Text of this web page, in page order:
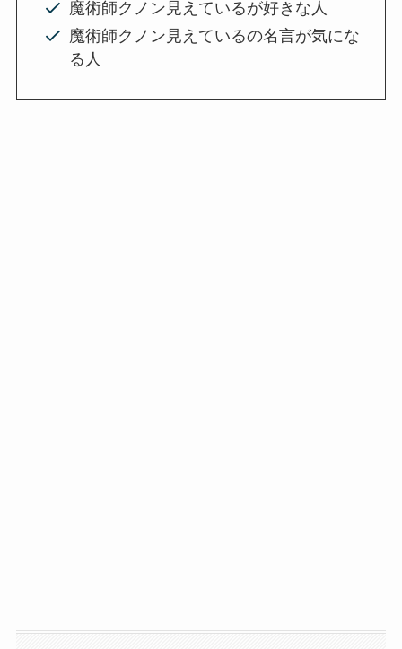
魔術師クノン見えているが好きな人
魔術師クノン見えているの名言が気にな
る人